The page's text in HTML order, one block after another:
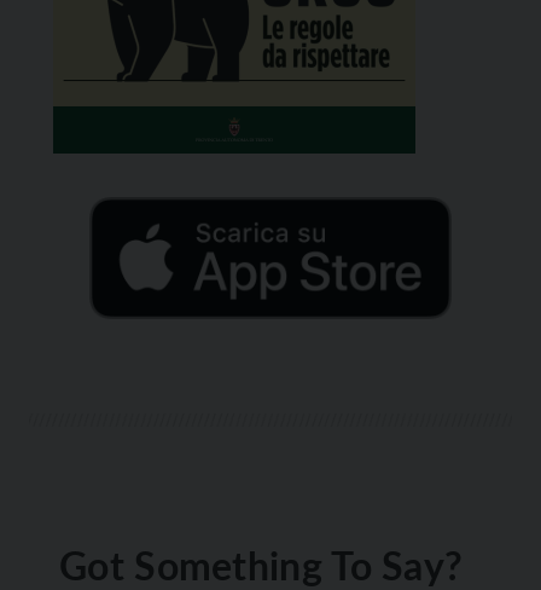
Got Something To Say?